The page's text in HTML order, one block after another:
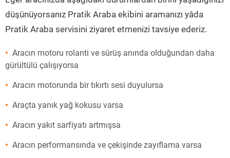
düşünüyorsanız Pratik Araba ekibini aramanızı yâda
Pratik Araba servisini ziyaret etmenizi tavsiye ederiz.
Aracın motoru rolanti ve sürüş anında olduğundan daha
gürültülü çalışıyorsa
Aracın motorunda bir tıkırtı sesi duyulursa
Araçta yanık yağ kokusu varsa
Aracın yakıt sarfiyatı artmışsa
Aracın performansında ve çekişinde zayıflama varsa